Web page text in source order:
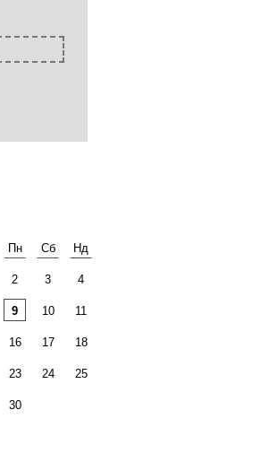
Пн Сб Нд
2 3 4
9 10 11
16 17 18
23 24 25
30